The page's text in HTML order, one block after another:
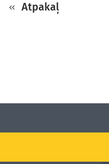
Atpakaļ